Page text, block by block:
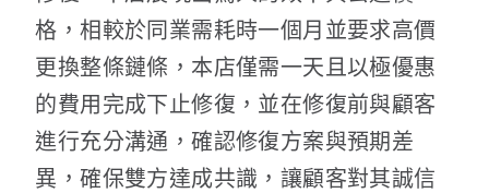
格，相較於同業需耗時一個月並要求高價
更換整條鏈條，本店僅需一天且以極優惠
的費用完成下止修復，並在修復前與顧客
進行充分溝通，確認修復方案與預期差
異，確保雙方達成共識，讓顧客對其誠信